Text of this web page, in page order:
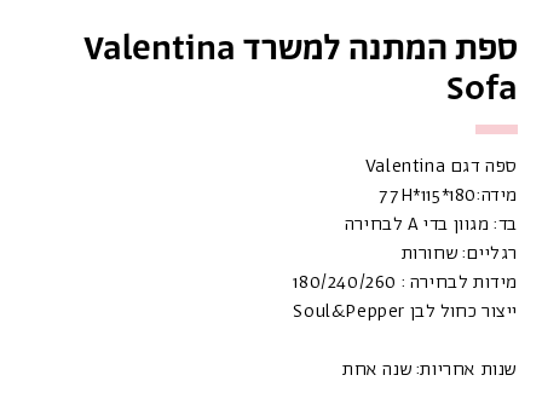
ספת המתנה למשרד Valentina
Sofa
ספה דגם Valentina
מידה:77H*115*180
בד: מגוון בדי A לבחירה
רגליים: שחורות
מידות לבחירה : 180/240/260
ייצור כחול לבן Soul&Pepper
שנות אחריות: שנה אחת